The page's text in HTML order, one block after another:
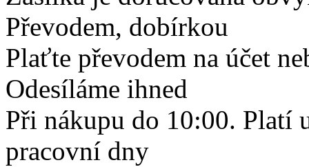
Převodem, dobírkou
Plaťte převodem na účet
Odesíláme ihned
Při nákupu do 10:00. Platí
pracovní dny